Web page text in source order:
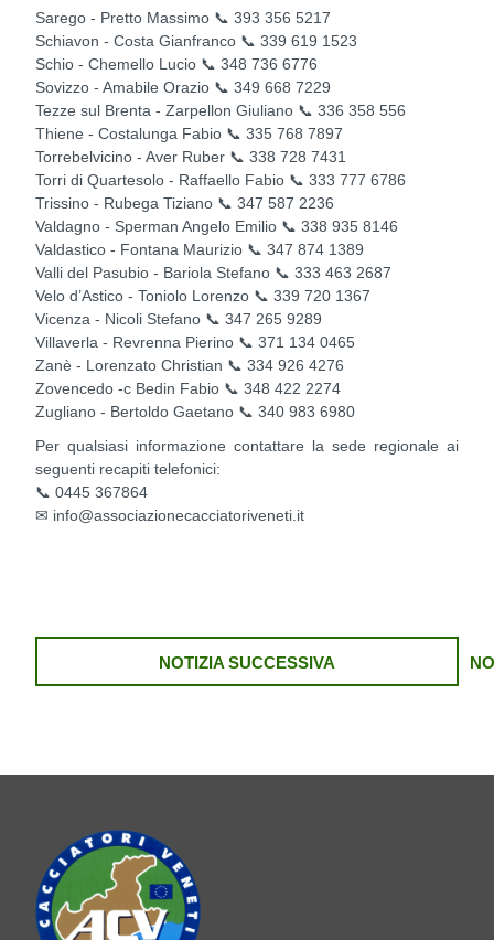
Sarego - Pretto Massimo 📞 393 356 5217
Schiavon - Costa Gianfranco 📞 339 619 1523
Schio - Chemello Lucio 📞 348 736 6776
Sovizzo - Amabile Orazio 📞 349 668 7229
Tezze sul Brenta - Zarpellon Giuliano 📞 336 358 556
Thiene - Costalunga Fabio 📞 335 768 7897
Torrebelvicino - Aver Ruber 📞 338 728 7431
Torri di Quartesolo - Raffaello Fabio 📞 333 777 6786
Trissino - Rubega Tiziano 📞 347 587 2236
Valdagno - Sperman Angelo Emilio 📞 338 935 8146
Valdastico - Fontana Maurizio 📞 347 874 1389
Valli del Pasubio - Bariola Stefano 📞 333 463 2687
Velo d’Astico - Toniolo Lorenzo 📞 339 720 1367
Vicenza - Nicoli Stefano 📞 347 265 9289
Villaverla - Revrenna Pierino 📞 371 134 0465
Zanè - Lorenzato Christian 📞 334 926 4276
Zovencedo -c Bedin Fabio 📞 348 422 2274
Zugliano - Bertoldo Gaetano 📞 340 983 6980
Per qualsiasi informazione contattare la sede regionale ai
seguenti recapiti telefonici:
📞 0445 367864
✉ info@associazionecacciatoriveneti.it
NOTIZIA SUCCESSIVA